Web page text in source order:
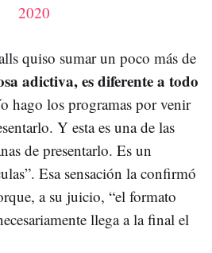
2020
quiso sumar un poco más de
adictiva, es diferente a todo
hago los programas por venir
Y esta es una de las
de presentarlo. Es un
Esa sensación la confirmó
a su juicio, “el formato
llega a la final el